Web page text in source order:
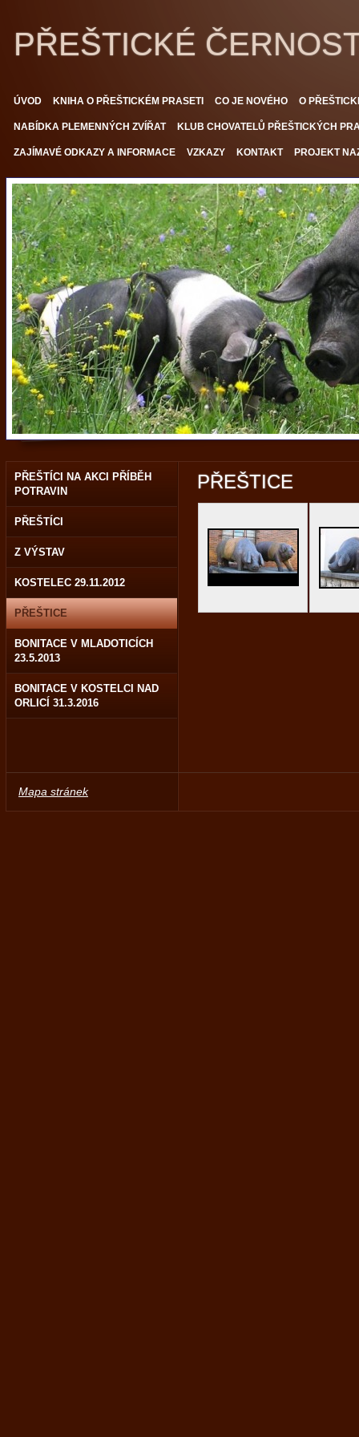
PŘEŠTICKÉ
ÚVOD KNIHA O PŘEŠTICKÉM PRASETI CO JE NOVÉHO O
NABÍDKA PLEMENNÝCH ZVÍŘAT KLUB CHOVATELŮ PŘEŠTICKÝCH
ZAJÍMAVÉ ODKAZY A INFORMACE VZKAZY KONTAKT PROJEKT
PŘEŠTICE
PŘEŠTÍCI NA AKCI PŘÍBĚH
POTRAVIN
PŘEŠTÍCI
Z VÝSTAV
KOSTELEC 29.11.2012
PŘEŠTICE
BONITACE V MLADOTICÍCH
23.5.2013
BONITACE V KOSTELCI NAD
ORLICÍ 31.3.2016
Mapa stránek